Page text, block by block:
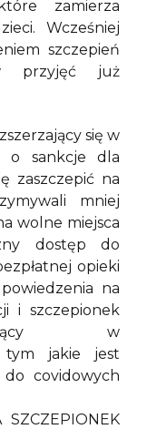
zamierza
Wcześniej
szczepień
przyjęć już
się w
o sankcje dla
zaszczepić na
mniej
wolne miejsca
dostęp do
opieki
na
i szczepionek
w
jakie jest
covidowych